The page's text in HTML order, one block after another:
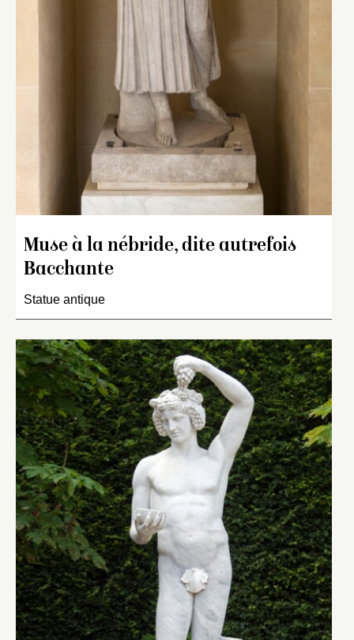
Muse à la nébride, dite autrefois
Bacchante
Statue antique